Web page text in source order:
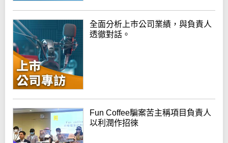
全面分析上巿公司業績，與負責人
透徹對話。
Fun Coffee騙案苦主稱項目負責人
以利潤作招徠